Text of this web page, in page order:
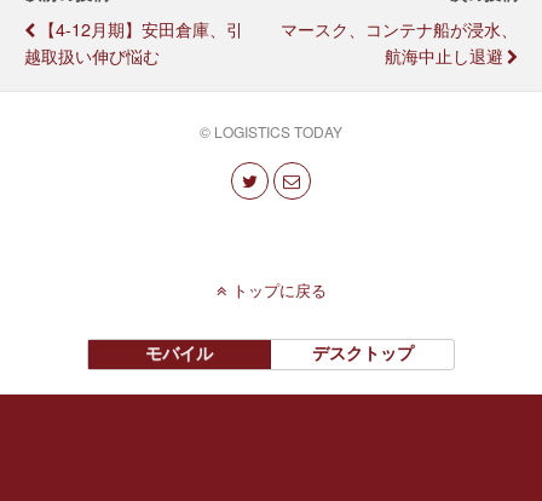
【4-12月期】安田倉庫、引
越取扱い伸び悩む
マースク、コンテナ船が浸水、
航海中止し退避
© LOGISTICS TODAY
トップに戻る
モバイル デスクトップ